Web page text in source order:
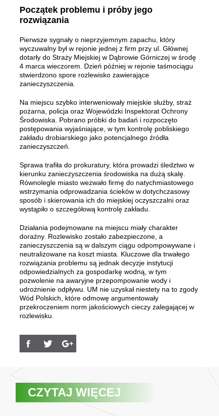
Początek problemu i próby jego
rozwiązania
Pierwsze sygnały o nieprzyjemnym zapachu, który
wyczuwalny był w rejonie jednej z firm przy ul. Głównej
dotarły do Straży Miejskiej w Dąbrowie Górniczej w środę
4 marca wieczorem. Dzień później w rejonie taśmociągu
stwierdzono spore rozlewisko zawierające
zanieczyszczenia.
Na miejscu szybko interweniowały miejskie służby, straż
pożarna, policja oraz Wojewódzki Inspektorat Ochrony
Środowiska. Pobrano próbki do badań i rozpoczęto
postępowania wyjaśniające, w tym kontrolę pobliskiego
zakładu drobiarskiego jako potencjalnego źródła
zanieczyszczeń.
Sprawa trafiła do prokuratury, która prowadzi śledztwo w
kierunku zanieczyszczenia środowiska na dużą skalę.
Równolegle miasto wezwało firmę do natychmiastowego
wstrzymania odprowadzania ścieków w dotychczasowy
sposób i skierowania ich do miejskiej oczyszczalni oraz
wystąpiło o szczegółową kontrolę zakładu.
Działania podejmowane na miejscu miały charakter
doraźny. Rozlewisko zostało zabezpieczone, a
zanieczyszczenia są w dalszym ciągu odpompowywane i
neutralizowane na koszt miasta. Kluczowe dla trwałego
rozwiązania problemu są jednak decyzje instytucji
odpowiedzialnych za gospodarkę wodną, w tym
pozwolenie na awaryjne przepompowanie wody i
udrożnienie odpływu. UM nie uzyskał niestety na to zgody
Wód Polskich, które odmowę argumentowały
przekroczeniem norm jakościowych cieczy zalegającej w
rozlewisku.
CZYTAJ WIĘCEJ